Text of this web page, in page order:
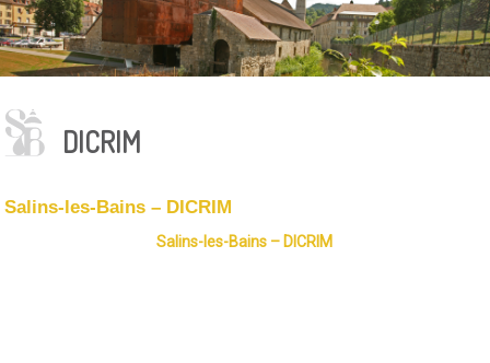
DICRIM
Salins-les-Bains – DICRIM
Salins-les-Bains – DICRIM